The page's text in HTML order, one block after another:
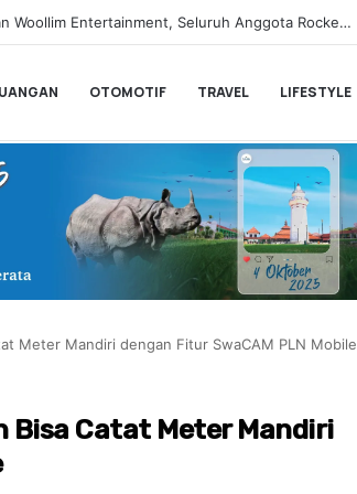
Syuting Bukan Kewajiban Anak
OTOMOTIF TRAVEL LIFESTYLE
Meter Mandiri dengan Fitur SwaCAM PLN Mobile
Bisa Catat Meter Mandiri